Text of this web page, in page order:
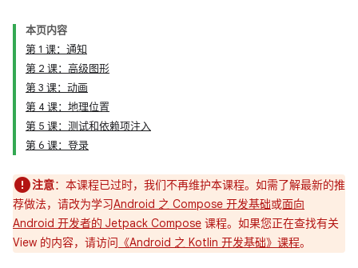
本页内容
第 1 课：通知
第 2 课：高级图形
第 3 课：动画
第 4 课：地理位置
第 5 课：测试和依赖项注入
第 6 课：登录
注意：本课程已过时，我们不再维护本课程。如需了解最新的推
荐做法，请改为学习Android 之 Compose 开发基础或面向
Android 开发者的 Jetpack Compose 课程。如果您正在查找有关
View 的内容，请访问 《Android 之 Kotlin 开发基础》课程。